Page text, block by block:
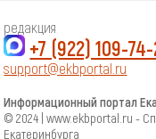
редакция
+7 (922) 109-
support@ekbportal.ru
Информационный портал
© 2024 | www.ekbportal.ru -
Екатеринбурга